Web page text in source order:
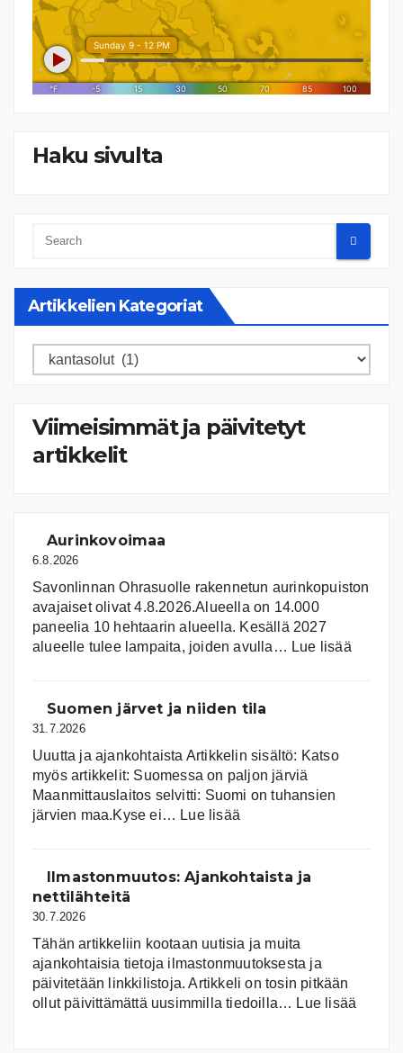
Haku sivulta
Artikkelien Kategoriat
Artikkelien
Viimeisimmät ja päivitetyt
artikkelit
Aurinkovoimaa
6.8.2026
Savonlinnan Ohrasuolle rakennetun aurinkopuiston
avajaiset olivat 4.8.2026.Alueella on 14.000
paneelia 10 hehtaarin alueella. Kesällä 2027
alueelle tulee lampaita, joiden avulla… Lue lisää:
Suomen järvet ja niiden tila
31.7.2026
Uuutta ja ajankohtaista Artikkelin sisältö: Katso
myös artikkelit: Suomessa on pal­jon jär­viä
Maanmittauslaitos selvitti: Suomi on tuhansien
järvien maa.Kyse ei… Lue lisää
ja
Ilmastonmuutos: Ajankohtaista ja
nettilähteitä
30.7.2026
Tähän artikkeliin kootaan uutisia ja muita
ajankohtaisia tietoja ilmastonmuutoksesta ja
päivitetään linkkilistoja. Artikkeli on tosin pitkään
ollut päivittämättä uusimmilla tiedoilla… Lue lisää